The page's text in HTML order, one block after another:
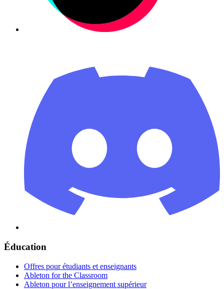
Éducation
Offres pour étudiants et enseignants
Ableton for the Classroom
Ableton pour l’enseignement supérieur